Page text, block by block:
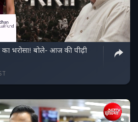
भरोसा! बोले- आज की पीढ़ी